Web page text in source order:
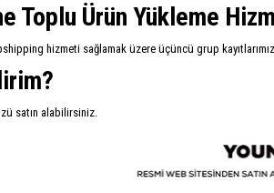
Ürün Yükleme
hizmeti sağlamak üzere üçüncü grup
satın alabilirsiniz.